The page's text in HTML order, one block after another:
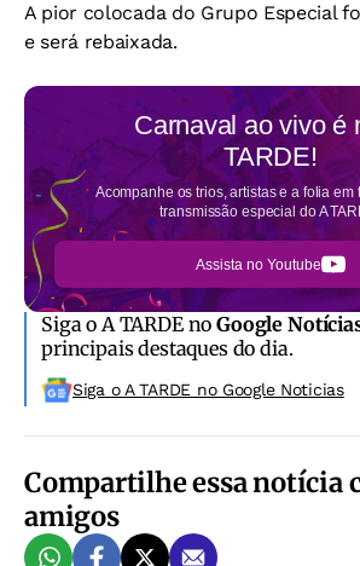
A pior colocada do Grupo Especial
e será rebaixada.
Carnaval ao vivo é
TARDE!
Acompanhe os trios, artistas e a folia em
transmissão especial do A
Assista no Youtube
Siga o A TARDE noGoogle
principais destaques do dia.
Siga o A TARDE no Google Noticias
Compartilhe essa notícia
amigos